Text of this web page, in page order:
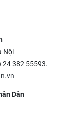
Nội
24 382 55593.
Dân